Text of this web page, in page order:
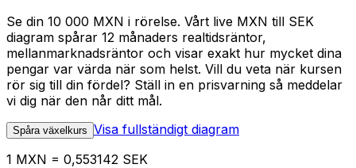
Se din 10 000 MXN i rörelse. Vårt live MXN till SEK
diagram spårar 12 månaders realtidsräntor,
mellanmarknadsräntor och visar exakt hur mycket dina
pengar var värda när som helst. Vill du veta när kursen
rör sig till din fördel? Ställ in en prisvarning så meddelar
vi dig när den når ditt mål.
Spåra växelkurs Visa fullständigt diagram
1 MXN = 0,553142 SEK